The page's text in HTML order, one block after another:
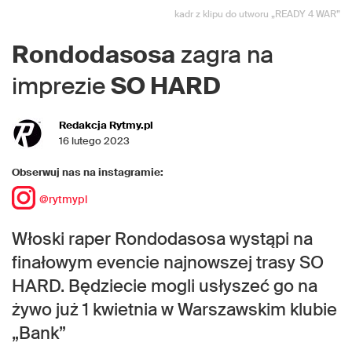
kadr z klipu do utworu „READY 4 WAR”
Rondodasosa zagra na
imprezieSO HARD
Redakcja Rytmy.pl
16 lutego 2023
Obserwuj nas na instagramie:
@rytmypl
Włoski raper Rondodasosa wystąpi na
finałowym evencie najnowszej trasy SO
HARD. Będziecie mogli usłyszeć go na
żywo już 1 kwietnia w Warszawskim klubie
„Bank”